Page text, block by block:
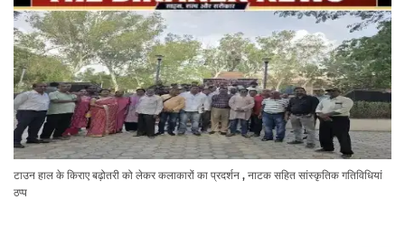
टाउन हाल के किराए बढ़ोतरी को लेकर कलाकारों का प्रदर्शन , नाटक सहित सांस्कृतिक गतिविधियां
ठप्प